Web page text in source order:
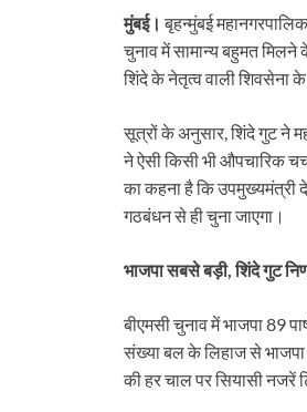
मुंबई। बृहन्मुंबई
चुनाव में सामान्य बहुमत
शिंदे के नेतृत्व वाली शिवसेना
सूत्रों के अनुसार, शिंदे गुट ने
ने ऐसी किसी भी औपचारिक
का कहना है कि उपमुख्यमंत्री
गठबंधन से ही चुना जाएगा।
भाजपा सबसे बड़ी, शिंदे गुट
बीएमसी चुनाव में भाजपा 89
संख्या बल के लिहाज से
की हर चाल पर सियासी नजरें